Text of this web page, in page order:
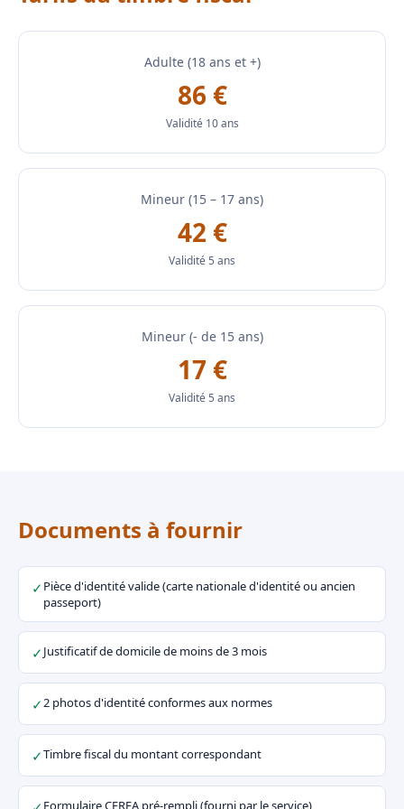
Adulte (18 ans et +)
86 €
Validité 10 ans
Mineur (15 – 17 ans)
42 €
Validité 5 ans
Mineur (- de 15 ans)
17 €
Validité 5 ans
Documents à fournir
✓ Pièce d'identité valide (carte nationale d'identité ou ancien
passeport)
✓Justificatif de domicile de moins de 3 mois
✓2 photos d'identité conformes aux normes
✓Timbre fiscal du montant correspondant
Formulaire CERFA pré-rempli (fourni par le service)